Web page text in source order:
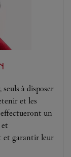
à disposer
et les
un
et garantir leur